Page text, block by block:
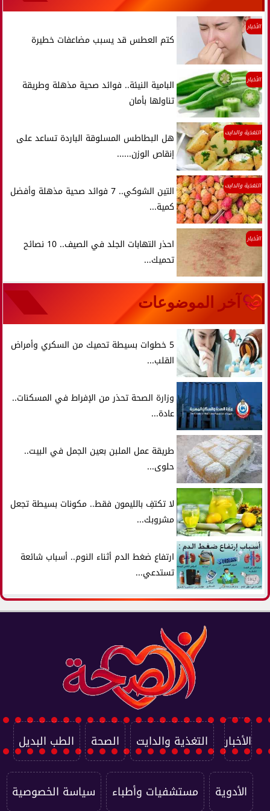
الأخبار
كتم العطس قد يسبب مضاعفات خطيرة
الأخبار
البامية النيئة.. فوائد صحية مذهلة وطريقة
تناولها بأمان
التغذية والدايت
هل البطاطس المسلوقة الباردة تساعد على
إنقاص الوزن......
التغذية والدايت
التين الشوكي.. 7 فوائد صحية مذهلة وأفضل
كمية...
الأخبار
احذر التهابات الجلد في الصيف.. 10 نصائح
تحميك...
آخر الموضوعات
5 خطوات بسيطة تحميك من السكري وأمراض
القلب...
وزارة الصحة تحذر من الإفراط في المسكنات..
عادة...
طريقة عمل الملبن بعين الجمل في البيت..
حلوى...
لا تكتفِ بالليمون فقط.. مكونات بسيطة تجعل
مشروبك...
ارتفاع ضغط الدم أثناء النوم.. أسباب شائعة
تستدعي...
الأخبار التغذية والدايت الصحة الطب البديل
الأدوية مستشفيات وأطباء سياسة الخصوصية